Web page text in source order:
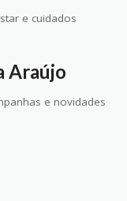
e cuidados
Araújo
e novidades